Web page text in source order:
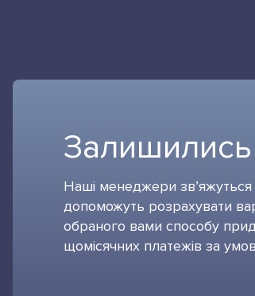
Наші менеджери
допоможуть розрахувати
обраного вами способу
щомісячних платежів за